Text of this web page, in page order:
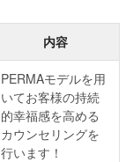
内容
PERMAモデルを用
いてお客様の持続
的幸福感を高める
カウンセリングを
行います！